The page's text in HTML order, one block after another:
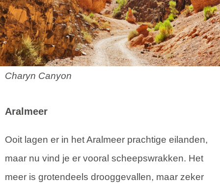
Charyn Canyon
Aralmeer
Ooit lagen er in het Aralmeer prachtige eilanden,
maar nu vind je er vooral scheepswrakken. Het
meer is grotendeels drooggevallen, maar zeker